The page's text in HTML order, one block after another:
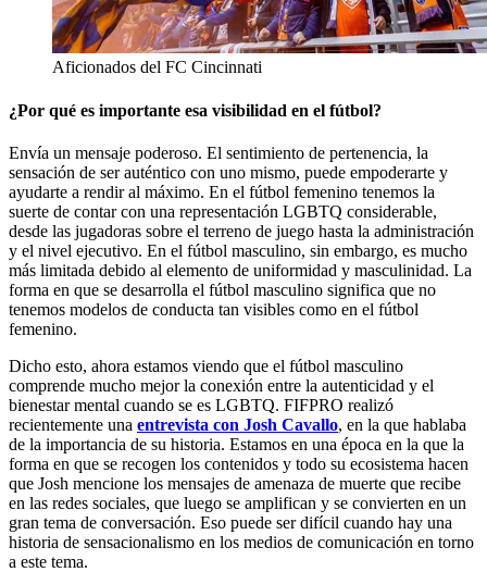
Aficionados del FC Cincinnati
¿Por qué es importante esa visibilidad en el fútbol?
Envía un mensaje poderoso. El sentimiento de pertenencia, la
sensación de ser auténtico con uno mismo, puede empoderarte y
ayudarte a rendir al máximo. En el fútbol femenino tenemos la
suerte de contar con una representación LGBTQ considerable,
desde las jugadoras sobre el terreno de juego hasta la administración
y el nivel ejecutivo. En el fútbol masculino, sin embargo, es mucho
más limitada debido al elemento de uniformidad y masculinidad. La
forma en que se desarrolla el fútbol masculino significa que no
tenemos modelos de conducta tan visibles como en el fútbol
femenino.
Dicho esto, ahora estamos viendo que el fútbol masculino
comprende mucho mejor la conexión entre la autenticidad y el
bienestar mental cuando se es LGBTQ. FIFPRO realizó
recientemente una entrevista con Josh Cavallo, en la que hablaba
de la importancia de su historia. Estamos en una época en la que la
forma en que se recogen los contenidos y todo su ecosistema hacen
que Josh mencione los mensajes de amenaza de muerte que recibe
en las redes sociales, que luego se amplifican y se convierten en un
gran tema de conversación. Eso puede ser difícil cuando hay una
historia de sensacionalismo en los medios de comunicación en torno
a este tema.